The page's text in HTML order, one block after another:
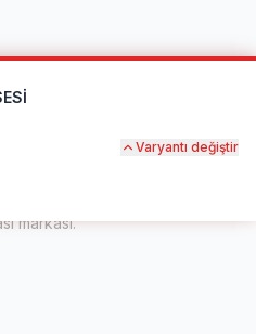
Varyantı değiştir
spor ekipmanlarında
markası.